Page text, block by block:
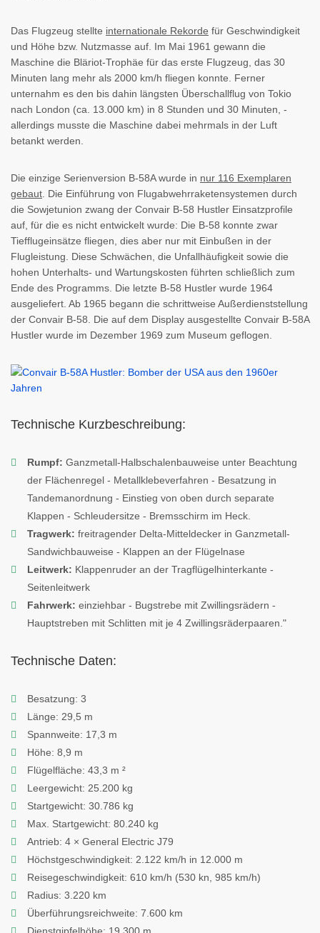
Das Flugzeug stellte internationale Rekorde für Geschwindigkeit
und Höhe bzw. Nutzmasse auf. Im Mai 1961 gewann die
Maschine die Bläriot-Trophäe für das erste Flugzeug, das 30
Minuten lang mehr als 2000 km/h fliegen konnte. Ferner
unternahm es den bis dahin längsten Überschallflug von Tokio
nach London (ca. 13.000 km) in 8 Stunden und 30 Minuten, -
allerdings musste die Maschine dabei mehrmals in der Luft
betankt werden.
Die einzige Serienversion B-58A wurde in nur 116 Exemplaren
gebaut . Die Einführung von Flugabwehrraketensystemen durch
die Sowjetunion zwang der Convair B-58 Hustler Einsatzprofile
auf, für die es nicht entwickelt wurde: Die B-58 konnte zwar
Tiefflugeinsätze fliegen, dies aber nur mit Einbußen in der
Flugleistung. Diese Schwächen, die Unfallhäufigkeit sowie die
hohen Unterhalts- und Wartungskosten führten schließlich zum
Ende des Programms. Die letzte B-58 Hustler wurde 1964
ausgeliefert. Ab 1965 begann die schrittweise Außerdienststellung
der Convair B-58. Die auf dem Display ausgestellte Convair B-58A
Hustler wurde im Dezember 1969 zum Museum geflogen.
Technische Kurzbeschreibung:
Rumpf: Ganzmetall-Halbschalenbauweise unter Beachtung
der Flächenregel - Metallklebeverfahren - Besatzung in
Tandemanordnung - Einstieg von oben durch separate
Klappen - Schleudersitze - Bremsschirm im Heck.
Tragwerk: freitragender Delta-Mitteldecker in Ganzmetall-
Sandwichbauweise - Klappen an der Flügelnase
Leitwerk: Klappenruder an der Tragflügelhinterkante -
Seitenleitwerk
Fahrwerk: einziehbar - Bugstrebe mit Zwillingsrädern -
Hauptstreben mit Schlitten mit je 4 Zwillingsräderpaaren."
Technische Daten:
Besatzung: 3
Länge: 29,5 m
Spannweite: 17,3 m
Höhe: 8,9 m
Flügelfläche: 43,3 m ²
Leergewicht: 25.200 kg
Startgewicht: 30.786 kg
Max. Startgewicht: 80.240 kg
Antrieb: 4 × General Electric J79
Höchstgeschwindigkeit: 2.122 km/h in 12.000 m
Reisegeschwindigkeit: 610 km/h (530 kn, 985 km/h)
Radius: 3.220 km
Überführungsreichweite: 7.600 km